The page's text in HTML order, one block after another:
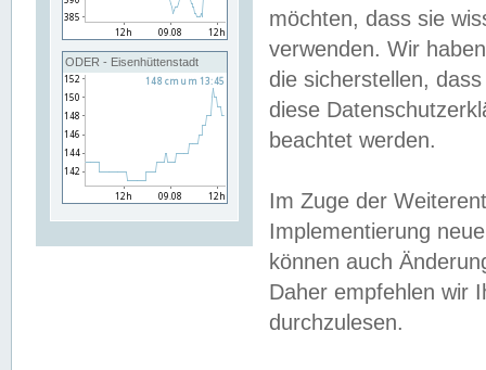
ODER - Eisenhüttenstadt
möchten, dass sie
verwenden. Wir
die sicherstellen,
diese
beachtet werden.
Im Zuge der
Implementierung
können auch
Daher empfehlen wir
durchzulesen.